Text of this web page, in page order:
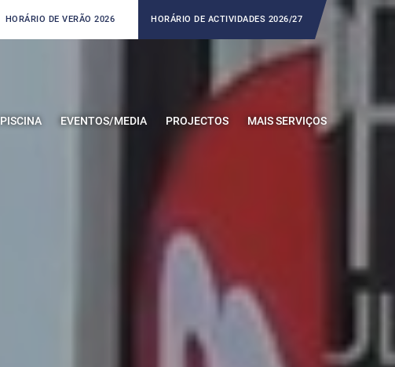
HORÁRIO DE VERÃO 2026 HORÁRIO DE ACTIVIDADES 2026/27
PISCINA EVENTOS/MEDIA PROJECTOS MAIS SERVIÇOS